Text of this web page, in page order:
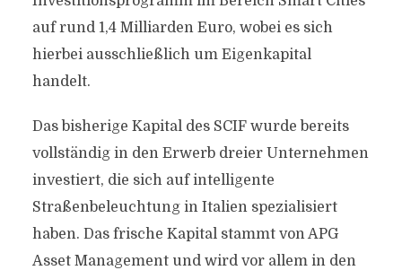
auf rund 1,4 Milliarden Euro, wobei es sich
hierbei ausschließlich um Eigenkapital
handelt.
Das bisherige Kapital des SCIF wurde bereits
vollständig in den Erwerb dreier Unternehmen
investiert, die sich auf intelligente
Straßenbeleuchtung in Italien spezialisiert
haben. Das frische Kapital stammt von APG
Asset Management und wird vor allem in den